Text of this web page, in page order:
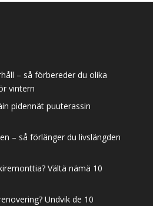
– så förbereder du olika
vintern
pidennät puuterassin
– så förlänger du livslängden
Vältä nämä 10
Undvik de 10